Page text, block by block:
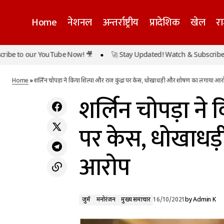
Home नेशनल अन्तर्राष्ट्रीय प्रादेशिक खेल
छत्तीसगढ़ में हुई लखीमपुर जैसी घटना, झांकी में
जुर्म
मनोरंजन
YouTube Now! 🎥 🚀 Stay Updated! Watch & Subscribe to our
Home»शर्लिन चोपड़ा ने किया शिल्पा और राज कुंद्रा पर केस, धोखाधड़ी और शोषण का लगाया
शर्लिन चोपड़ा ने
पर केस,
आरोप
जुर्म मनोरंजन मुख्य समाचार 16/10/2021byAdmin K